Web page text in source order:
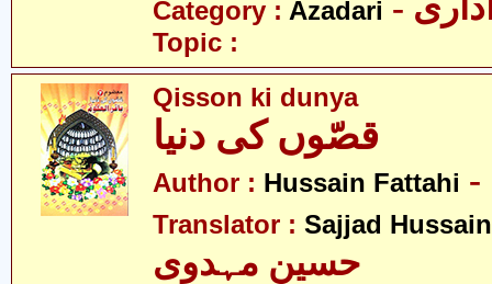
Category : Azadari
Topic :
Qisson ki dunya
قصّوں کی دنیا
Author : Hussain Fattahi
Translator : Sajjad
حسین مہدوی